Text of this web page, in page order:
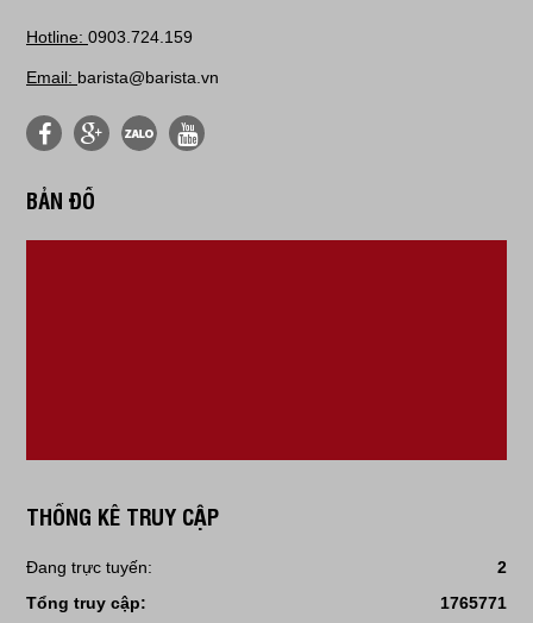
Hotline: 0903.724.159
Email: barista@barista.vn
BẢN ĐỒ
THỐNG KÊ TRUY CẬP
Đang trực tuyến:
2
Tổng truy cập:
1765771